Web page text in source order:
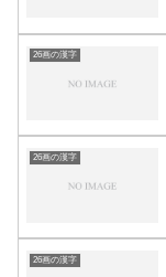
26画の漢字
26画の漢字
26画の漢字